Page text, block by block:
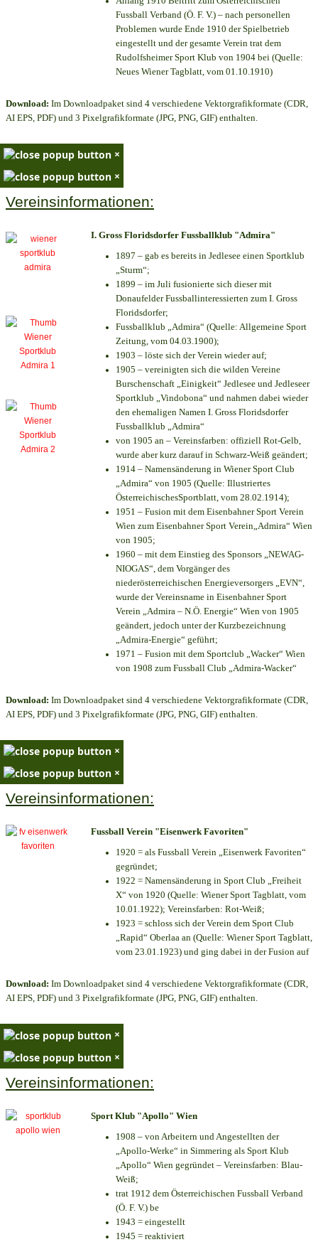
Fussball Verband (Ö. F. V.) – nach personellen
Problemen wurde Ende 1910 der Spielbetrieb
eingestellt und der gesamte Verein trat dem
Rudolfsheimer Sport Klub von 1904 bei (Quelle:
Neues Wiener Tagblatt, vom 01.10.1910)
Download: Im Downloadpaket sind 4 verschiedene Vektorgrafikformate (CDR,
AI EPS, PDF) und 3 Pixelgrafikformate (JPG, PNG, GIF) enthalten.
×
×
Vereinsinformationen:
I. Gross Floridsdorfer Fussballklub "Admira"
1897 – gab es bereits in Jedlesee einen Sportklub
„Sturm“;
1899 – im Juli fusionierte sich dieser mit
Donaufelder Fussballinteressierten zum I. Gross
Floridsdorfer;
Fussballklub „Admira“ (Quelle: Allgemeine Sport
Zeitung, vom 04.03.1900);
1903 – löste sich der Verein wieder auf;
1905 – vereinigten sich die wilden Vereine
Burschenschaft „Einigkeit“ Jedlesee und Jedleseer
Sportklub „Vindobona“ und nahmen dabei wieder
den ehemaligen Namen I. Gross Floridsdorfer
Fussballklub „Admira“
von 1905 an – Vereinsfarben: offiziell Rot-Gelb,
wurde aber kurz darauf in Schwarz-Weiß geändert;
1914 – Namensänderung in Wiener Sport Club
„Admira“ von 1905 (Quelle: Illustriertes
ÖsterreichischesSportblatt, vom 28.02.1914);
1951 – Fusion mit dem Eisenbahner Sport Verein
Wien zum Eisenbahner Sport Verein„Admira“ Wien
von 1905;
1960 – mit dem Einstieg des Sponsors „NEWAG-
NIOGAS“, dem Vorgänger des
niederösterreichischen Energieversorgers „EVN“,
wurde der Vereinsname in Eisenbahner Sport
Verein „Admira – N.Ö. Energie“ Wien von 1905
geändert, jedoch unter der Kurzbezeichnung
„Admira-Energie“ geführt;
1971 – Fusion mit dem Sportclub „Wacker“ Wien
von 1908 zum Fussball Club „Admira-Wacker“
Download: Im Downloadpaket sind 4 verschiedene Vektorgrafikformate (CDR,
AI EPS, PDF) und 3 Pixelgrafikformate (JPG, PNG, GIF) enthalten.
×
×
Vereinsinformationen:
Fussball Verein "Eisenwerk Favoriten"
1920 = als Fussball Verein „Eisenwerk Favoriten“
gegründet;
1922 = Namensänderung in Sport Club „Freiheit
X“ von 1920 (Quelle: Wiener Sport Tagblatt, vom
10.01.1922); Vereinsfarben: Rot-Weiß;
1923 = schloss sich der Verein dem Sport Club
„Rapid“ Oberlaa an (Quelle: Wiener Sport Tagblatt,
vom 23.01.1923) und ging dabei in der Fusion auf
Download: Im Downloadpaket sind 4 verschiedene Vektorgrafikformate (CDR,
AI EPS, PDF) und 3 Pixelgrafikformate (JPG, PNG, GIF) enthalten.
×
×
Vereinsinformationen:
Sport Klub "Apollo" Wien
1908 – von Arbeitern und Angestellten der
„Apollo-Werke“ in Simmering als Sport Klub
„Apollo“ Wien gegründet – Vereinsfarben: Blau-
Weiß;
trat 1912 dem Österreichischen Fussball Verband
(Ö. F. V.) be
1943 = eingestellt
1945 = reaktiviert